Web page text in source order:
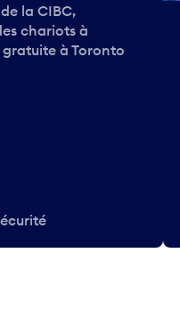
la CIBC,
chariots à
à Toronto